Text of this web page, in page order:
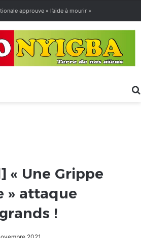
approuve « l’aide à mourir »
« Une Grippe
» attaque
!